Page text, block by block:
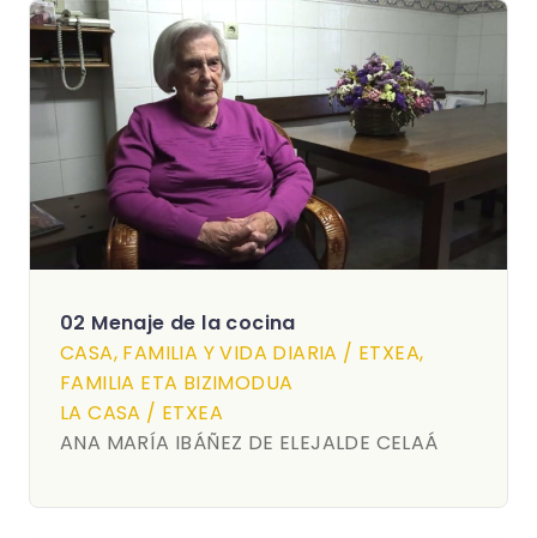
02 Menaje de la cocina
CASA, FAMILIA Y VIDA DIARIA / ETXEA,
FAMILIA ETA BIZIMODUA
LA CASA / ETXEA
ANA MARÍA IBÁÑEZ DE ELEJALDE CELAÁ